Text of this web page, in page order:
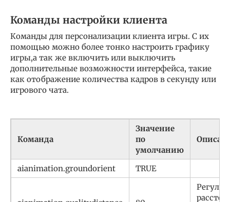
Команды настройки клиента
Команды для персонализации клиента игры. С их
помощью можно более тонко настроить графику
игры,а так же включить или выключить
дополнительные возможности интерфейса, такие
как отображение количества кадров в секунду или
игрового чата.
Команда
Значение
по
умолчанию
aianimation.groundorient TRUE